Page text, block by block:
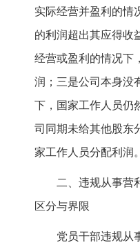
实际经营并盈利的情
的利润超出其应得收
经营或盈利的情况下
润；三是公司本身没
下，国家工作人员仍
司同期未给其他股东
家工作人员分配利润。
二、违规从事营
区分与界限
党员干部违规从